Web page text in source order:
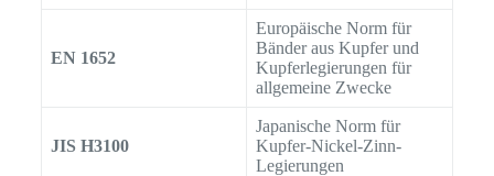
EN 1652
Europäische Norm für
Bänder aus Kupfer und
Kupferlegierungen für
allgemeine Zwecke
JIS H3100
Japanische Norm für
Kupfer-Nickel-Zinn-
Legierungen